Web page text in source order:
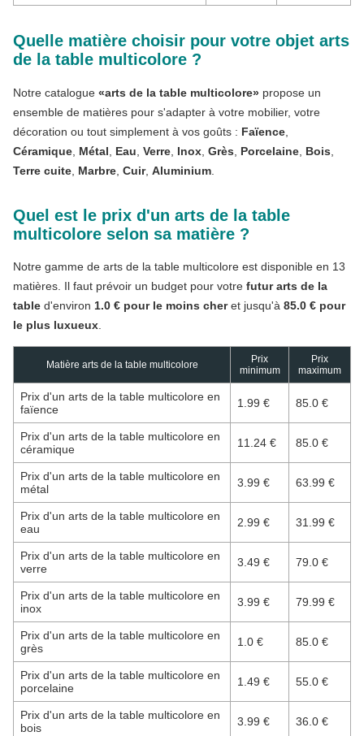
Quelle matière choisir pour votre objet arts
de la table multicolore ?
Notre catalogue «arts de la table multicolore» propose un
ensemble de matières pour s'adapter à votre mobilier, votre
décoration ou tout simplement à vos goûts : Faïence
Céramique Métal Eau Verre Inox Grès Porcelaine Bois
Terre cuite Marbre Cuir, Aluminium
Quel est le prix d'un arts de la table
multicolore selon sa matière ?
Notre gamme de arts de la table multicolore est disponible en 13
matières. Il faut prévoir un budget pour votre futur arts de la
table d'environ 1.0 € pour le moins cheret jusqu'à 85.0 € pour
le plus luxueux.
Matière arts de la table multicolore
Prix
minimum
Prix
maximum
Prix d'un arts de la table multicolore en
faïence
1.99 € 85.0 €
Prix d'un arts de la table multicolore en
céramique
11.24 € 85.0 €
Prix d'un arts de la table multicolore en
métal
3.99 € 63.99 €
Prix d'un arts de la table multicolore en
eau
2.99 € 31.99 €
Prix d'un arts de la table multicolore en
verre
3.49 € 79.0 €
Prix d'un arts de la table multicolore en
inox
3.99 € 79.99 €
Prix d'un arts de la table multicolore en
grès
1.0 € 85.0 €
Prix d'un arts de la table multicolore en
porcelaine
1.49 € 55.0 €
Prix d'un arts de la table multicolore en
bois
3.99 € 36.0 €